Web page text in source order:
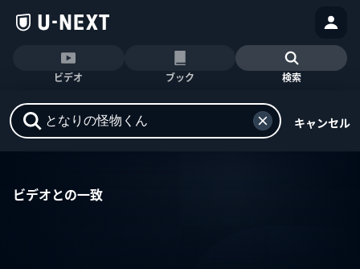
ビデオ ブック 検索
キャンセル
ビデオとの一致